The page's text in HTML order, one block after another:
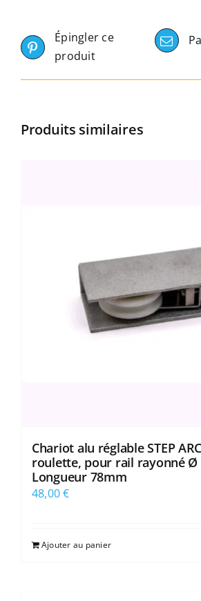
Épingler ce
produit
Produits similaires
Chariot alu réglable STEP
roulette, pour rail rayonné Ø
Longueur 78mm
48,00€
Ajouter au panier